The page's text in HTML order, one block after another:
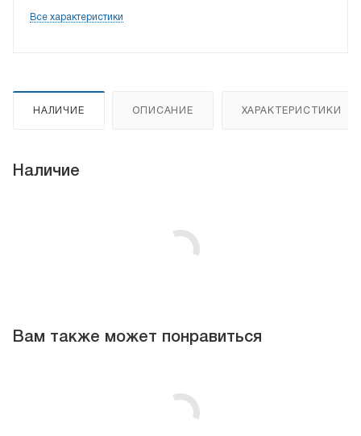
Все характеристики
НАЛИЧИЕ ОПИСАНИЕ ХАРАКТЕРИСТИКИ
Наличие
Вам также может понравиться